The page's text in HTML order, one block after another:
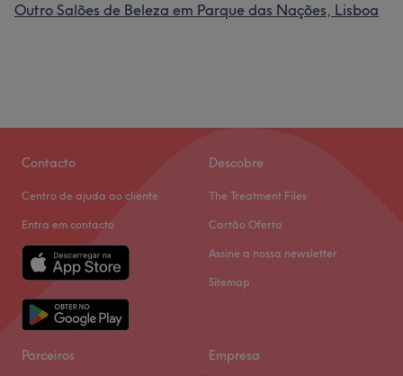
Outro Salões de Beleza em Parque das Nações, Lisboa
Contacto
Centro de ajuda ao cliente
Entra em contacto
Descobre
The Treatment Files
Cartão Oferta
Assine a nossa newsletter
Sitemap
Parceiros Empresa